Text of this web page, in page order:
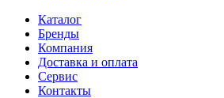
Каталог
Бренды
Компания
Доставка и оплата
Сервис
Контакты